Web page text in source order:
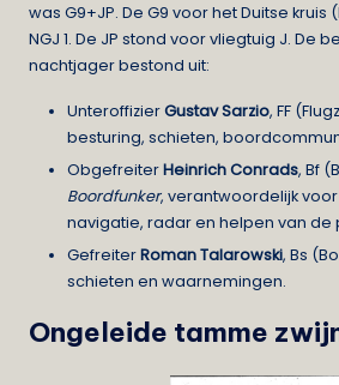
was G9+JP. De G9 voor het Duitse kruis
NGJ 1. De JP stond voor vliegtuig J. De
nachtjager bestond uit:
UnteroffizierGustav Sarzio, FF
besturing, schieten,
ObgefreiterHeinrich Conrads, Bf
Boordfunker, verantwoordelijk
navigatie, radar en helpen van de
GefreiterRoman Talarowski, Bs
schieten en waarnemingen.
Ongeleide tamme